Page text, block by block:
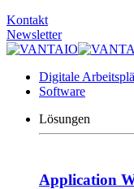
Kontakt
Newsletter
Digitale
Software
Lösungen
Application